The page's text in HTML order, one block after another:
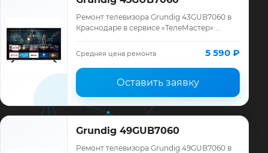
Ремонт телевизора Grundig 43GUB7060 в
Краснодаре в сервисе «ТелеМастер»:
ремонта, запчасти и гарантия до 12
месяцев.
Средняя цена ремонта 5 590 ₽
Оставить заявку
Grundig 49GUB7060
Ремонт телевизора Grundig 49GUB7060 в